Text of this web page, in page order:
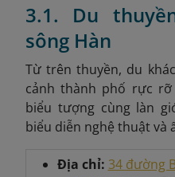
3.1. Du
sông Hàn
Từ trên thuyền, du
cảnh thành phố rực
biểu tượng cùng làn
biểu diễn nghệ thuật và
Địa chỉ: 34 đường